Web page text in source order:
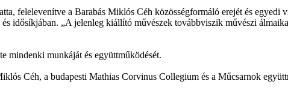
felelevenítve a Barabás Miklós Céh közösségformáló erejét és
idősíkjában. „A jelenleg kiállító művészek továbbviszik művészi
mindenki munkáját és együttműködését.
Céh, a budapesti Mathias Corvinus Collegium és a Műcsarnok